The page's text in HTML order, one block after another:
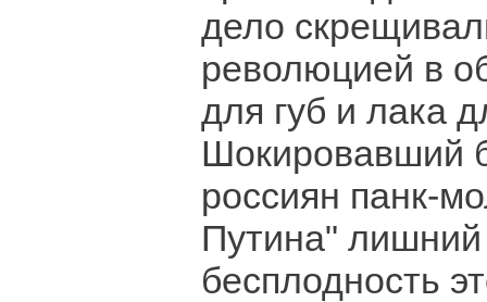
дело
революцией в
для губ и лака
Шокировавший
россиян панк-
Путина" лишний
бесплодность